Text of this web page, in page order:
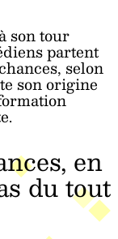
son tour
partent
selon
son origine
en
du tout